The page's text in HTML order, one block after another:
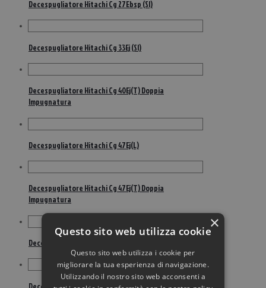
Decespugliatore Hitachi Cg 27Ebsp (Sl)
Decespugliatore Hitachi Cg 33Ej (Sl)
Decespugliatore Hitachi Cg 40Ej(T) Doppia
Impugnatura
Decespugliatore Hitachi Cg 47Ej(L)
Decespugliatore Hitachi Cg 47Ej(T) Doppia
Impugnatura
Decespugliatore Hitachi Cg36Dal
×
Questo sito web utilizza cookie
Questo sito web utilizza i cookie per
migliorare la tua esperienza di navigazione.
Utilizzando il nostro sito web acconsenti a